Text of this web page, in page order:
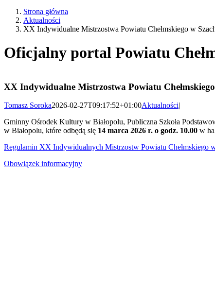
Strona główna
Aktualności
XX Indywidualne Mistrzostwa Powiatu Chełmskiego w
Oficjalny portal Powiatu
XX Indywidualne Mistrzostwa Powiatu
Tomasz Soroka2026-02-27T09:17:52+01:00Aktualności|
Gminny Ośrodek Kultury w Białopolu, Publiczna Szkoła
w Białopolu, które odbędą się 14 marca 2026 r. o godz. 10.00 w
Regulamin XX Indywidualnych Mistrzostw Powiatu Chełmskiego
Obowiązek informacyjny